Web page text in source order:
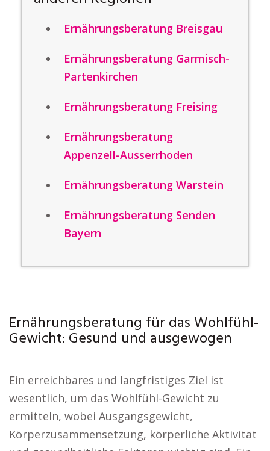
Ernährungsberatung Breisgau
Ernährungsberatung Garmisch-
Partenkirchen
Ernährungsberatung Freising
Ernährungsberatung
Appenzell-Ausserrhoden
Ernährungsberatung Warstein
Ernährungsberatung Senden
Bayern
Ernährungsberatung für das Wohlfühl-
Gewicht: Gesund und ausgewogen
Ein erreichbares und langfristiges Ziel ist
wesentlich, um das Wohlfühl-Gewicht zu
ermitteln, wobei Ausgangsgewicht,
Körperzusammensetzung, körperliche Aktivität